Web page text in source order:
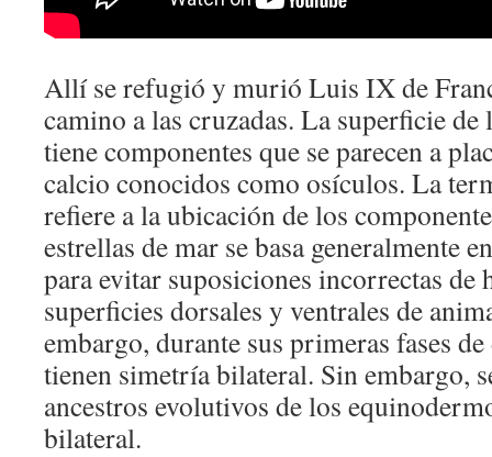
Allí se refugió y murió Luis IX de
camino a las cruzadas. La superficie de
tiene componentes que se parecen a
calcio conocidos como osículos. La
refiere a la ubicación de los
estrellas de mar se basa generalmente
para evitar suposiciones incorrectas de
superficies dorsales y ventrales de
embargo, durante sus primeras fases
tienen simetría bilateral. Sin embargo,
ancestros evolutivos de los
bilateral.